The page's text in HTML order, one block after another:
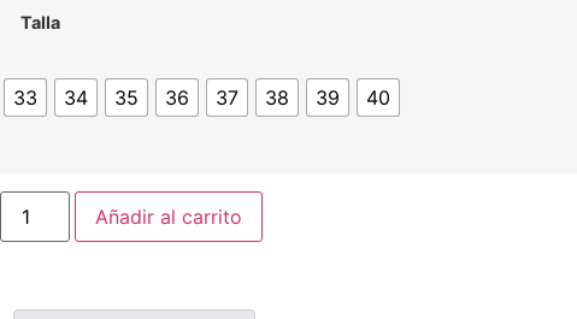
Talla
33 34 35 36 37 38 39 40
Añadir al carrito